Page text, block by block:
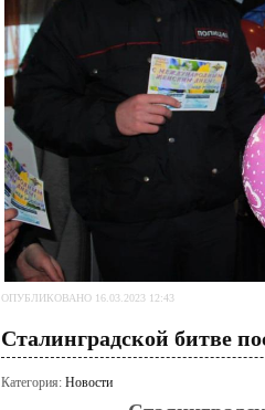
ОПУБЛИКОВАНО 16.03.2023 12:43
Сталинградской битве
Категория: Новости